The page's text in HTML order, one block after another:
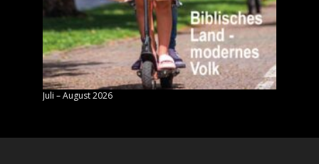
Juli – August 2026